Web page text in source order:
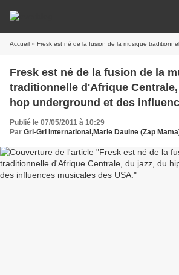
Accueil » Fresk est né de la fusion de la musique traditionnelle d'Afrique Centrale, du jazz, du hip-hop
Fresk est né de la fusion de la
traditionnelle d'Afrique
hop underground et des
des USA.
Publié le 07/05/2011 à 10:29
Par Gri-Gri International,Marie Daulne (Zap Mama) ,Bea Diallo , Baloji, Gandhi, DAAR J Family, Movaizhaleine, Lexxus Legal, 13hOR,